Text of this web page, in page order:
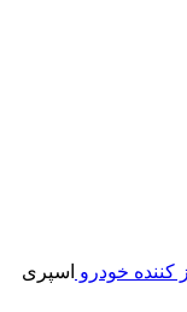
کننده خودرو اسپری